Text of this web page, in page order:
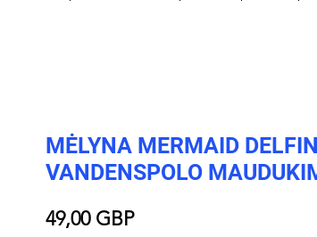
MĖLYNA MERMAID
VANDENSPOLO
49,00 GBPPrice